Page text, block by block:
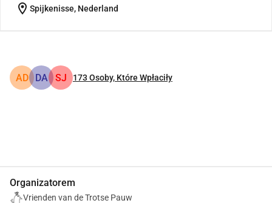
location_on Spijkenisse, Nederland
AD DA SJ 173Osoby, Które Wpłaciły
Organizatorem
Vrienden van de Trotse Pauw